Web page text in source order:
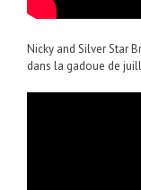
Nicky and Silver Star
dans la gadoue de